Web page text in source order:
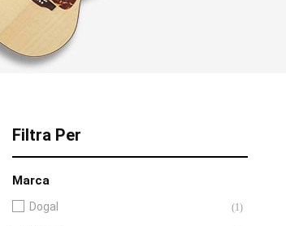
Filtra Per
Marca
Dogal (1)